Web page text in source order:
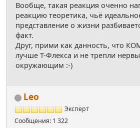
Вообще, такая реакция оченно
реакцию теоретика, чьё
представление о жизни
факт.
Друг, прими как данность, что
лучше Т-Флекса и не трепли
окружающим :-)
Leo
Эксперт
Сообщения: 1 322